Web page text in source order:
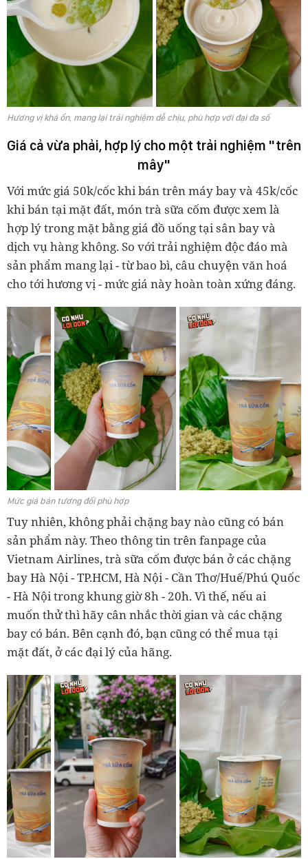
Hương vị khá ổn, mang lại trải nghiệm dễ chịu, phù hợp với đại đa số
Giá cả vừa phải, hợp lý cho một trải nghiệm "trên
mây"
Với mức giá 50k/cốc khi bán trên máy bay và 45k/cốc
khi bán tại mặt đất, món trà sữa cốm được xem là
hợp lý trong mặt bằng giá đồ uống tại sân bay và
dịch vụ hàng không. So với trải nghiệm độc đáo mà
sản phẩm mang lại - từ bao bì, câu chuyện văn hoá
cho tới hương vị - mức giá này hoàn toàn xứng đáng.
Mức giá bán tương đối phù hợp
Tuy nhiên, không phải chặng bay nào cũng có bán
sản phẩm này. Theo thông tin trên fanpage của
Vietnam Airlines, trà sữa cốm được bán ở các chặng
bay Hà Nội - TP.HCM, Hà Nội - Cần Thơ/Huế/Phú Quốc
- Hà Nội trong khung giờ 8h - 20h. Vì thế, nếu ai
muốn thử thì hãy cân nhắc thời gian và các chặng
bay có bán. Bên cạnh đó, bạn cũng có thể mua tại
mặt đất, ở các đại lý của hãng.